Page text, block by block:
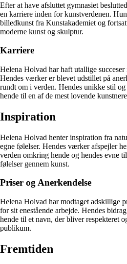
Efter at have afsluttet gymnasiet
en karriere inden for kunstverdenen.
billedkunst fra Kunstakademiet og
moderne kunst og skulptur.
Karriere
Helena Holvad har haft utallige
Hendes værker er blevet udstillet på
rundt om i verden. Hendes unikke stil
hende til en af de mest lovende
Inspiration
Helena Holvad henter inspiration fra
egne følelser. Hendes værker afspejler
verden omkring hende og hendes evne
følelser gennem kunst.
Priser og Anerkendelse
Helena Holvad har modtaget adskillige
for sit enestående arbejde. Hendes
hende til et navn, der bliver respekteret
publikum.
Fremtiden